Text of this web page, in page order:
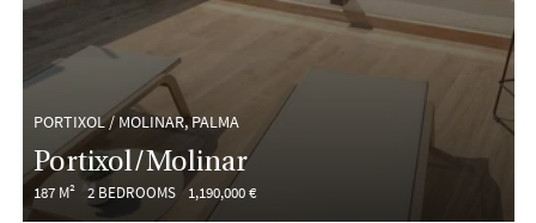
PORTIXOL / MOLINAR, PALMA
Portixol/Molinar
187 M² 2 BEDROOMS 1,190,000 €